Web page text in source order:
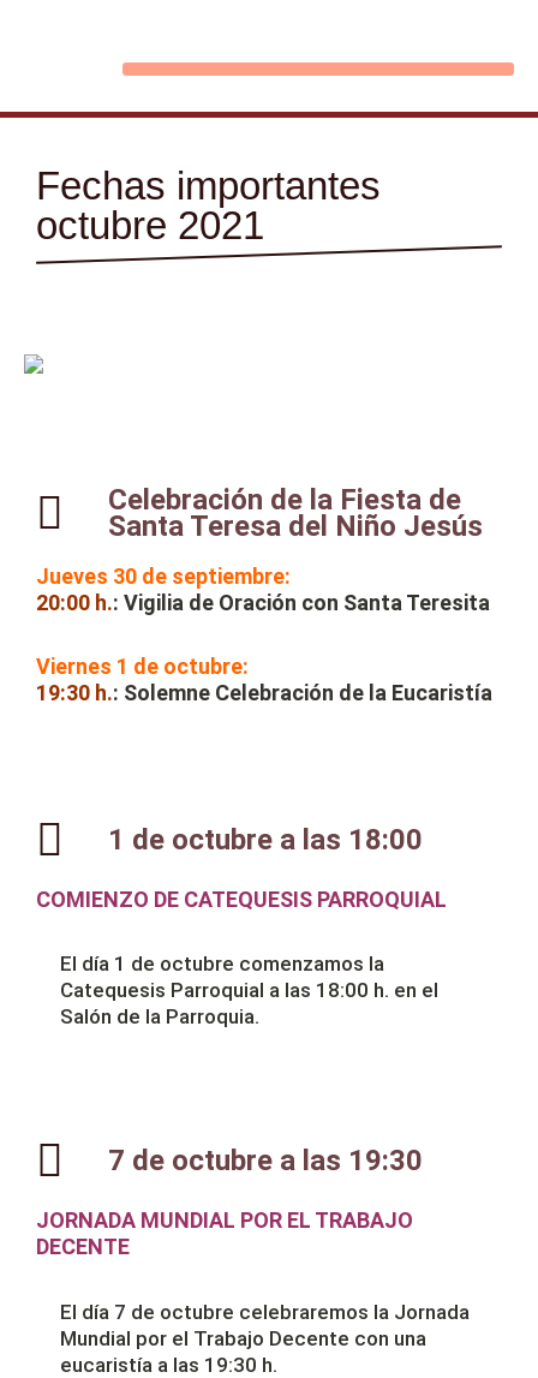
Fechas importantes
octubre 2021
Celebración de la Fiesta de
Santa Teresa del Niño Jesús
Jueves 30 de septiembre:
20:00 h.: Vigilia de Oración con Santa Teresita
Viernes 1 de octubre:
19:30 h.: Solemne Celebración de la Eucaristía
1 de octubre a las 18:00
COMIENZO DE CATEQUESIS PARROQUIAL
El día 1 de octubre comenzamos la
Catequesis Parroquial a las 18:00 h. en el
Salón de la Parroquia.
7 de octubre a las 19:30
JORNADA MUNDIAL POR EL TRABAJO
DECENTE
El día 7 de octubre celebraremos la Jornada
Mundial por el Trabajo Decente con una
eucaristía a las 19:30 h.